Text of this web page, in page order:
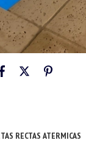
RECTAS ATERMICAS